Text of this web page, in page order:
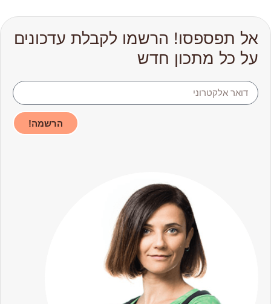
אל תפספסו! הרשמו לקבלת עדכונים
על כל מתכון חדש
הרשמה!